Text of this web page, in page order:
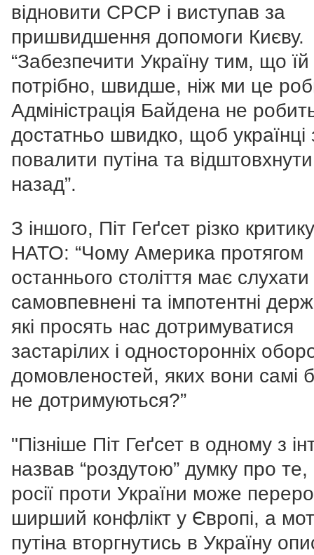
відновити СРСР і виступав за
пришвидшення допомоги Києву.
“Забезпечити Україну тим, що їй
потрібно, швидше, ніж ми це
Адміністрація Байдена не
достатньо швидко, щоб українці
повалити путіна та
назад”.
З іншого, Піт Геґсет різко
НАТО: “Чому Америка протягом
останнього століття має слухати
самовпевнені та імпотентні
які просять нас дотримуватися
застарілих і односторонніх
домовленостей, яких вони самі
не дотримуються?”
"Пізніше Піт Геґсет в одному з
назвав “роздутою” думку про те,
росії проти України може
ширший конфлікт у Європі, а
путіна вторгнутись в Україну